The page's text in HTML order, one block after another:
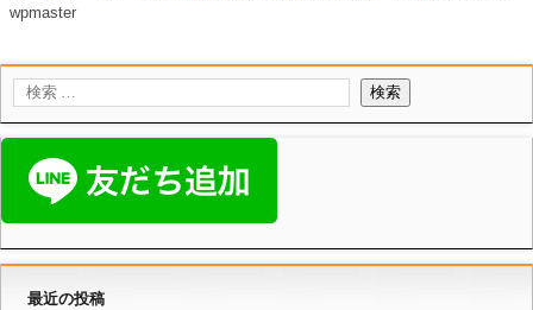
wpmaster
最近の投稿